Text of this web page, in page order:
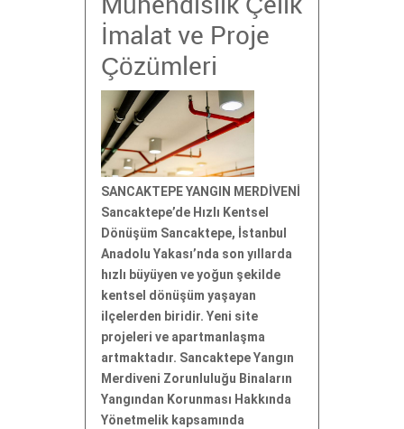
Mühendislik Çelik
İmalat ve Proje
Çözümleri
SANCAKTEPE YANGIN MERDİVENİ
Sancaktepe’de Hızlı Kentsel
Dönüşüm Sancaktepe, İstanbul
Anadolu Yakası’nda son yıllarda
hızlı büyüyen ve yoğun şekilde
kentsel dönüşüm yaşayan
ilçelerden biridir. Yeni site
projeleri ve apartmanlaşma
artmaktadır. Sancaktepe Yangın
Merdiveni Zorunluluğu Binaların
Yangından Korunması Hakkında
Yönetmelik kapsamında